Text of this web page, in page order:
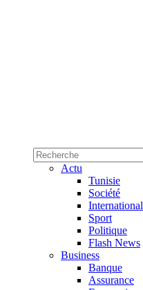
Actu
Tunisie
Société
International
Sport
Politique
Flash News
Business
Banque
Assurance